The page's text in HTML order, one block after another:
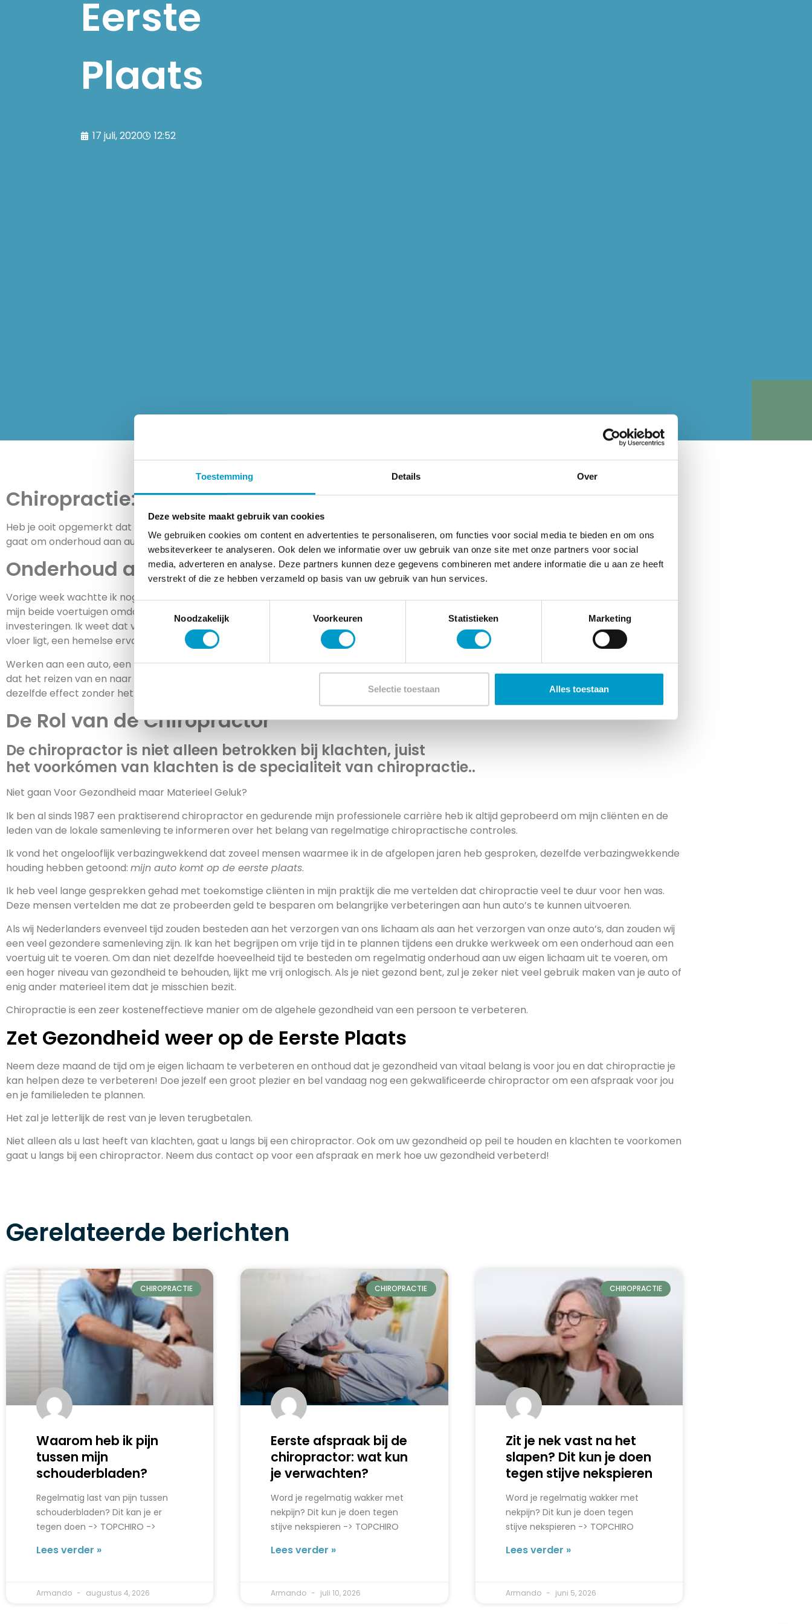
Toestemming Details Over
Deze website maakt gebruik van cookies
We gebruiken cookies om content en advertenties te personaliseren, om functies voor social media te bieden en om ons
websiteverkeer te analyseren. Ook delen we informatie over uw gebruik van onze site met onze partners voor social
media, adverteren en analyse. Deze partners kunnen deze gegevens combineren met andere informatie die u aan ze heeft
verstrekt of die ze hebben verzameld op basis van uw gebruik van hun services.
Toestemmingsselectie
Noodzakelijk
Voorkeuren Statistieken Marketing
Selectie toestaan Alles toestaan
Eerste
Plaats
17 juli, 2020 12:52
Chiropractie: Het bewaken van uw Gezondheid
Heb je ooit opgemerkt dat de meeste mensen heel goed voor hun auto’s zorgen? Het is echt waar… Nederlanders zijn fanatiekelingen als het
gaat om onderhoud aan auto’s…
Onderhoud aan Auto
Vorige week wachtte ik nog twee uur in de rij om een olieverversing voor mijn eigen auto te krijgen… Ook ik voer regelmatig onderhoud uit aan
mijn beide voertuigen omdat ik me realiseer dat mijn auto’s extreem dure apparaten zijn en ik wil een groot aantal jaren profiteren van mijn
investeringen. Ik weet dat voor sommige mensen een garage, een set gereedschap, veel olie en een auto die in onderdelen verspreid over de
vloer ligt, een hemelse ervaring vormen.
Werken aan een auto, een heel weekend lang, is niet mijn idee van het hemelse leven. Een auto, naar mijn mening, is een noodzakelijk kwaad
dat het reizen van en naar verschillende bestemmingen tot een veel eenvoudiger oplossing maakt. Veel makkelijker dan het proberen om
dezelfde effect zonder het gemak van een moderne technologie te bereiken.
De Rol van de Chiropractor
De chiropractor is niet alleen betrokken bij klachten, juist
het voorkómen van klachten is de specialiteit van chiropractie..
Niet gaan Voor Gezondheid maar Materieel Geluk?
Ik ben al sinds 1987 een praktiserend chiropractor en gedurende mijn professionele carrière heb ik altijd geprobeerd om mijn cliënten en de
leden van de lokale samenleving te informeren over het belang van regelmatige chiropractische controles.
Ik vond het ongelooflijk verbazingwekkend dat zoveel mensen waarmee ik in de afgelopen jaren heb gesproken, dezelfde verbazingwekkende
houding hebben getoond: mijn auto komt op de eerste plaats.
Ik heb veel lange gesprekken gehad met toekomstige cliënten in mijn praktijk die me vertelden dat chiropractie veel te duur voor hen was.
Deze mensen vertelden me dat ze probeerden geld te besparen om belangrijke verbeteringen aan hun auto’s te kunnen uitvoeren.
Als wij Nederlanders evenveel tijd zouden besteden aan het verzorgen van ons lichaam als aan het verzorgen van onze auto’s, dan zouden wij
een veel gezondere samenleving zijn. Ik kan het begrijpen om vrije tijd in te plannen tijdens een drukke werkweek om een onderhoud aan een
voertuig uit te voeren. Om dan niet dezelfde hoeveelheid tijd te besteden om regelmatig onderhoud aan uw eigen lichaam uit te voeren, om
een ​​hoger niveau van gezondheid te behouden, lijkt me vrij onlogisch. Als je niet gezond bent, zul je zeker niet veel gebruik maken van je auto of
enig ander materieel item dat je misschien bezit.
Chiropractie is een zeer kosteneffectieve manier om de algehele gezondheid van een persoon te verbeteren.
Zet Gezondheid weer op de Eerste Plaats
Neem deze maand de tijd om je eigen lichaam te verbeteren en onthoud dat je gezondheid van vitaal belang is voor jou en dat chiropractie je
kan helpen deze te verbeteren! Doe jezelf een groot plezier en bel vandaag nog een gekwalificeerde chiropractor om een ​​afspraak voor jou
en je familieleden te plannen.
Het zal je letterlijk de rest van je leven terugbetalen.
Niet alleen als u last heeft van klachten, gaat u langs bij een chiropractor. Ook om uw gezondheid op peil te houden en klachten te voorkomen
gaat u langs bij een chiropractor. Neem dus contact op voor een afspraak en merk hoe uw gezondheid verbeterd!
Gerelateerde berichten
CHIROPRACTIE
Waarom heb ik pijn
tussen mijn
schouderbladen?
Regelmatig last van pijn tussen
schouderbladen? Dit kan je er
tegen doen -> TOPCHIRO ->
Lees verder »
Armando augustus 4, 2026
CHIROPRACTIE
Eerste afspraak bij de
chiropractor: wat kun
je verwachten?
Word je regelmatig wakker met
nekpijn? Dit kun je doen tegen
stijve nekspieren -> TOPCHIRO
Lees verder »
Armando juli 10, 2026
CHIROPRACTIE
Zit je nek vast na het
slapen? Dit kun je doen
tegen stijve nekspieren
Word je regelmatig wakker met
nekpijn? Dit kun je doen tegen
stijve nekspieren -> TOPCHIRO
Lees verder »
Armando juni 5, 2026